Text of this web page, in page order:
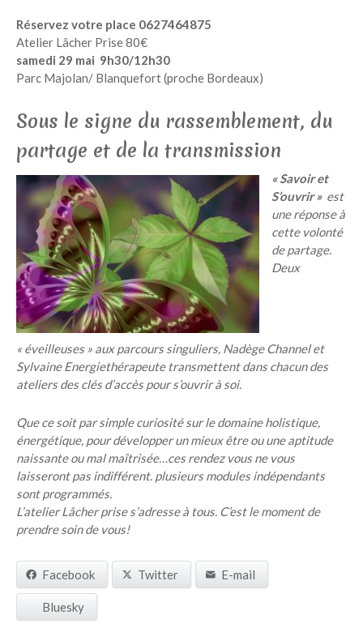
Réservez votre place 0627464875
Atelier Lâcher Prise 80€
samedi 29 mai 9h30/12h30
Parc Majolan/ Blanquefort (proche Bordeaux)
Sous le signe du rassemblement, du
partage et de la transmission
« Savoir et
S’ouvrir » est
une réponse à
cette volonté
de partage.
Deux
« éveilleuses » aux parcours singuliers, Nadège Channel et
Sylvaine Energiethérapeute transmettent dans chacun des
ateliers des clés d’accès pour s’ouvrir à soi.
Que ce soit par simple curiosité sur le domaine holistique,
énergétique, pour développer un mieux être ou une aptitude
naissante ou mal maîtrisée…ces rendez vous ne vous
laisseront pas indifférent. plusieurs modules indépendants
sont programmés.
L’atelier Lâcher prise s’adresse à tous. C’est le moment de
prendre soin de vous!
Facebook Twitter E-mail
Bluesky